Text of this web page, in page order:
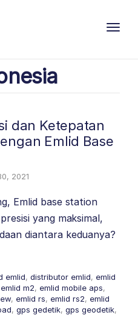
dan Ketepatan
Emlid Base
2021
Emlid base station
yang maksimal,
diantara keduanya?
emlid, distributor emlid, emlid
emlid m2, emlid mobile aps,
, emlid rs, emlid rs2, emlid
, gps gedetik, gps geodetik,